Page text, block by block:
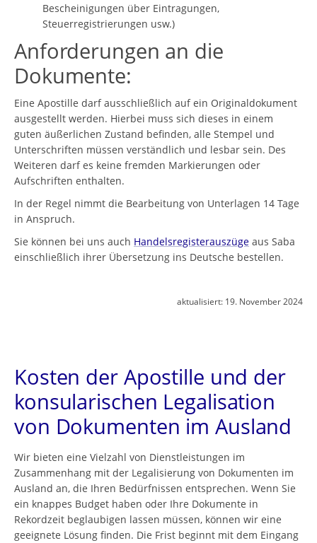
Bescheinigungen über Eintragungen,
Steuerregistrierungen usw.)
Anforderungen an die
Dokumente:
Eine Apostille darf ausschließlich auf ein Originaldokument
ausgestellt werden. Hierbei muss sich dieses in einem
guten äußerlichen Zustand befinden, alle Stempel und
Unterschriften müssen verständlich und lesbar sein. Des
Weiteren darf es keine fremden Markierungen oder
Aufschriften enthalten.
In der Regel nimmt die Bearbeitung von Unterlagen 14 Tage
in Anspruch.
Sie können bei uns auch Handelsregisterauszüge aus Saba
einschließlich ihrer Übersetzung ins Deutsche bestellen.
aktualisiert: 19. November 2024
Kosten der Apostille und der
konsularischen Legalisation
von Dokumenten im Ausland
Wir bieten eine Vielzahl von Dienstleistungen im
Zusammenhang mit der Legalisierung von Dokumenten im
Ausland an, die Ihren Bedürfnissen entsprechen. Wenn Sie
ein knappes Budget haben oder Ihre Dokumente in
Rekordzeit beglaubigen lassen müssen, können wir eine
geeignete Lösung finden. Die Frist beginnt mit dem Eingang